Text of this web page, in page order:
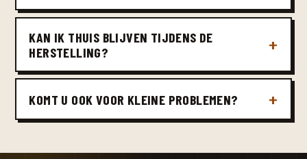
KAN IK THUIS BLIJVEN TIJDENS DE
HERSTELLING?
KOMT U OOK VOOR KLEINE PROBLEMEN?